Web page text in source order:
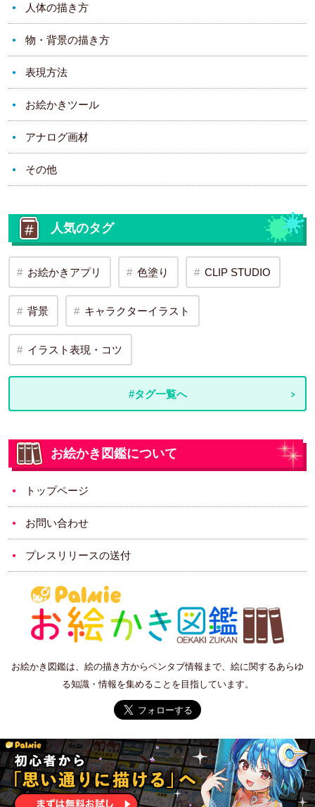
人体の描き方
物・背景の描き方
表現方法
お絵かきツール
アナログ画材
その他
人気のタグ
お絵かきアプリ 色塗り CLIP STUDIO
背景 キャラクターイラスト
イラスト表現・コツ
#タグ一覧へ
お絵かき図鑑について
トップページ
お問い合わせ
プレスリリースの送付
お絵かき図鑑は、絵の描き方からペンタブ情報まで、絵に関するあらゆ
る知識・情報を集めることを目指しています。